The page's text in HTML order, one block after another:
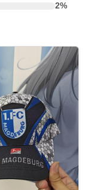
2%